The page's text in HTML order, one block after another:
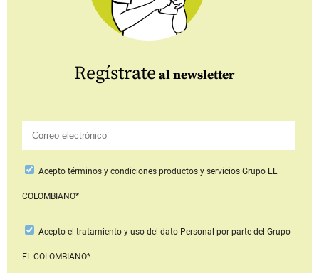
Regístrate al newsletter
Aceptotérminos y condiciones productos y serviciosGrupo EL
COLOMBIANO*
Acepto el tratamiento y uso del dato Personal por parte del Grupo
EL COLOMBIANO*